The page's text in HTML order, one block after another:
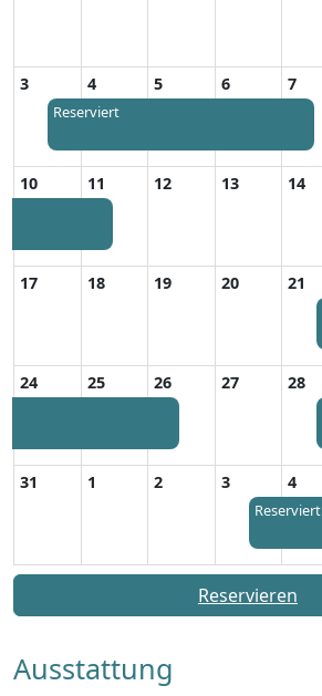
3
Reserviert
4 5 6 7
10 11 12 13 14
17 18 19 20 21
24 25 26 27 28
31 1 2 3
Reserviert
4
Reservieren
Ausstattung